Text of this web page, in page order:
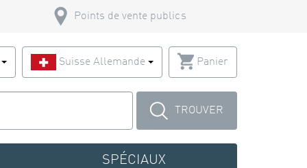
Points de vente publics
Suisse Allemande Panier
TROUVER
SPÉCIAUX